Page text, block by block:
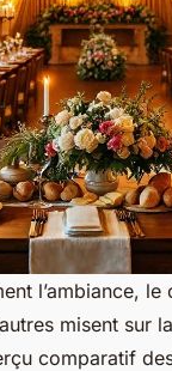
l’ambiance,
misent sur
comparatif